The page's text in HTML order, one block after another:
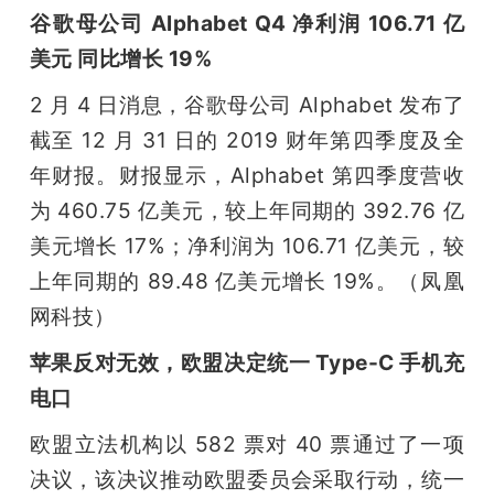
谷歌母公司 Alphabet Q4 净利润 106.71 亿
美元 同比增长 19%
2 月 4 日消息，谷歌母公司 Alphabet 发布了
截至 12 月 31 日的 2019 财年第四季度及全
年财报。财报显示，Alphabet 第四季度营收
为 460.75 亿美元，较上年同期的 392.76 亿
美元增长 17%；净利润为 106.71 亿美元，较
上年同期的 89.48 亿美元增长 19%。（凤凰
网科技）
苹果反对无效，欧盟决定统一 Type-C 手机充
电口
欧盟立法机构以 582 票对 40 票通过了一项
决议，该决议推动欧盟委员会采取行动，统一